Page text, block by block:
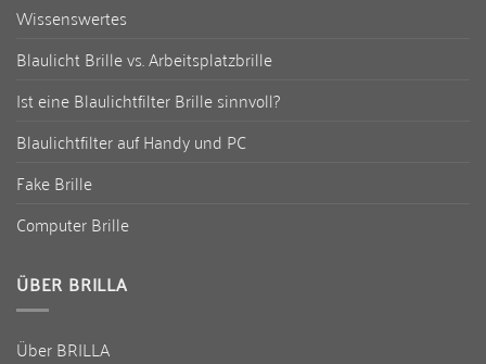
Wissenswertes
Blaulicht Brille vs. Arbeitsplatzbrille
Ist eine Blaulichtfilter Brille sinnvoll?
Blaulichtfilter auf Handy und PC
Fake Brille
Computer Brille
ÜBER BRILLA
Über BRILLA